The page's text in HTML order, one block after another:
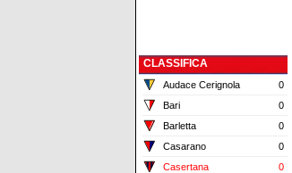
CLASSIFICA
Audace Cerignola
0
Bari
0
Barletta
0
Casarano
0
Casertana
0